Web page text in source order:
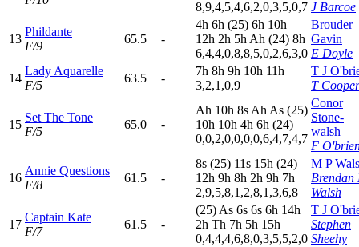
8,9,4,5,4,6,2,0,3,5,0,7 J Barcoe
13
Phildante
F/9
65.5 -
4h 6h (25) 6h 10h
12h 2h 5h Ah (24) 8h
6,4,4,0,8,8,5,0,2,6,3,0
Brouder
Gavin
E Doyle
14
Lady Aquarelle
F/5
63.5 -
7h 8h 9h 10h 11h
3,2,1,0,9
T J
T Cooper
15
Set The Tone
F/5
65.0 -
Ah 10h 8s Ah As (25)
10h 10h 4h 6h (24)
0,0,2,0,0,0,0,6,4,7,4,7
Conor
Stone-
walsh
F
16
Annie Questions
F/8
61.5 -
8s (25) 11s 15h (24)
12h 9h 8h 2h 9h 7h
2,9,5,8,1,2,8,1,3,6,8
M P
Brendan
Walsh
17
Captain Kate
F/7
61.5 -
(25) As 6s 6s 6h 14h
2h Th 7h 5h 15h
0,4,4,4,6,8,0,3,5,5,2,0
T J
Stephen
Sheehy